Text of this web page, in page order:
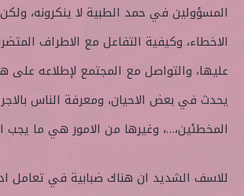
المسؤولين في حمد الطبية لا ينكرونه،
الاخطاء، وكيفية التفاعل مع الاطراف
عليها، والتواصل مع المجتمع لإطلاعه على
يحدث في بعض الاحيان، ومعرفة الناس
المخطئين،…، وغيرها من الامور هي ما يجب
للاسف الشديد ان هناك ضبابية في تعامل